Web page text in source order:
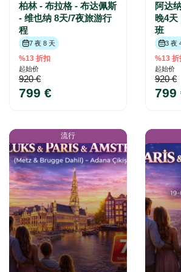
柏林 - 布拉格 - 布达佩斯
- 维也纳 8天/7夜旅游行
程
7 夜 8 天
%13 折扣
起始价
920 €
799 €
阿达
晚4
班
3 夜
%13 折
起始价
920 €
799
流行